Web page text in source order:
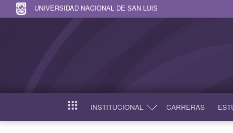
UNIVERSIDAD NACIONAL DE SAN LUIS
INICIO INSTITUCIONAL CARRERAS